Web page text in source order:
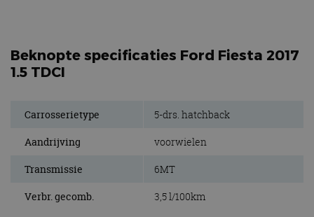
Beknopte specificaties Ford Fiesta 2017
1.5 TDCI
Carrosserietype 5-drs. hatchback
Aandrijving voorwielen
Transmissie 6MT
Verbr. gecomb. 3,5 l/100km